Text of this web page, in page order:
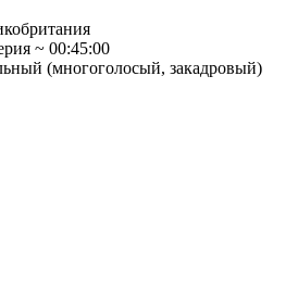
~ 00:45:00
(многоголосый, закадровый)